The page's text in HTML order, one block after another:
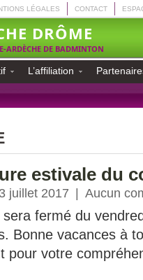
LÉGALES CONTACT
DRÔME
ARDÈCHE DE BADMINTON
L’affiliation
estivale du
juillet 2017 Aucun
fermé du
Bonne vacances à
pour votre